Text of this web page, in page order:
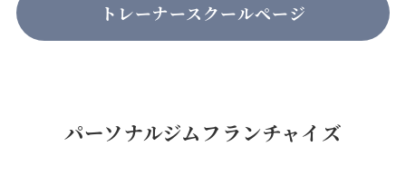
トレーナースクールページ
パーソナルジムフランチャイズ